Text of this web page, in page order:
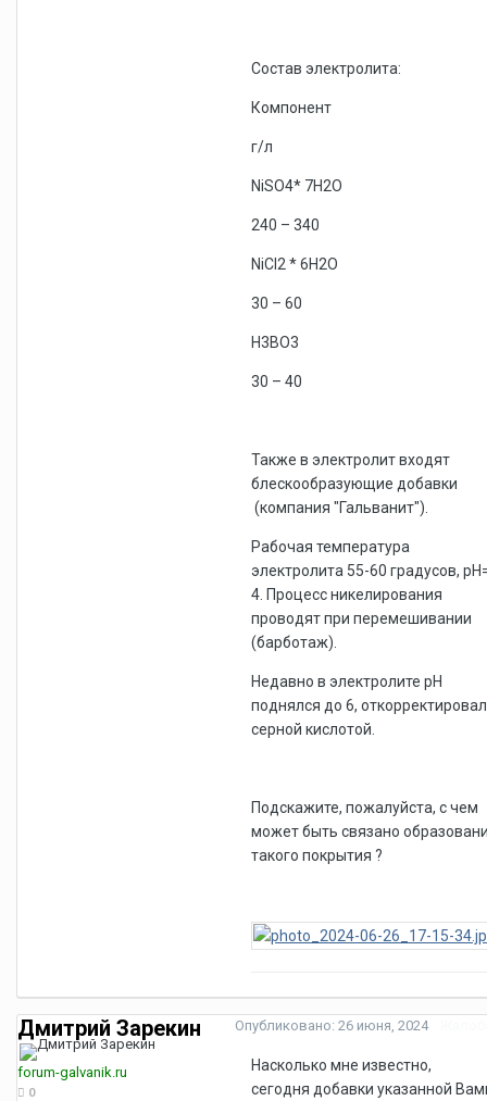
Состав электролита:
Компонент
г/л
NiSO4* 7H2O
240 – 340
NiCl2 * 6H2O
30 – 60
H3BO3
30 – 40
Также в электролит входят
блескообразующие добавки
(компания "Гальванит").
Рабочая температура
электролита 55-60 градусов,
4. Процесс никелирования
проводят при перемешивании
(барботаж).
Недавно в электролите рН
поднялся до 6,
серной кислотой.
Подскажите, пожалуйста, с чем
может быть связано
такого покрытия ?
Дмитрий Зарекин
forum-galvanik.ru
0
Опубликовано: 26 июня, 2024
Насколько мне известно,
сегодня добавки указанной